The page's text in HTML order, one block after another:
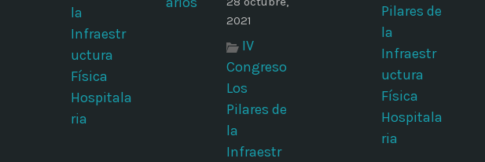
la
Infraestr
uctura
Física
Hospitala
ria
2021
IV
Congreso
Los
Pilares de
la
Infraestr
Pilares de
la
Infraestr
uctura
Física
Hospitala
ria